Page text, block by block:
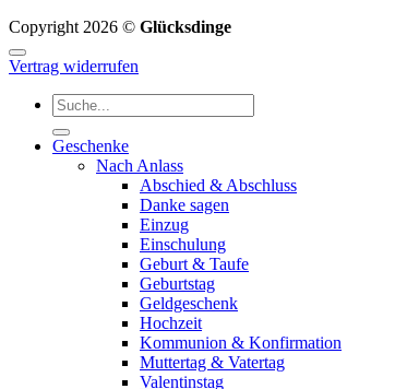
Copyright 2026 © Glücksdinge
Vertrag widerrufen
Suchen
nach:
Geschenke
Nach Anlass
Abschied & Abschluss
Danke sagen
Einzug
Einschulung
Geburt & Taufe
Geburtstag
Geldgeschenk
Hochzeit
Kommunion & Konfirmation
Muttertag & Vatertag
Valentinstag